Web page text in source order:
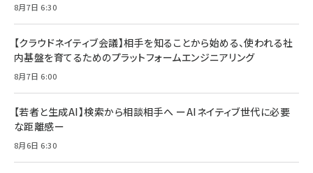
8月7日 6:30
【クラウドネイティブ会議】相手を知ることから始める、使われる社
内基盤を育てるためのプラットフォームエンジニアリング
8月7日 6:00
【若者と生成AI】検索から相談相手へ ーAIネイティブ世代に必要
な距離感ー
8月6日 6:30